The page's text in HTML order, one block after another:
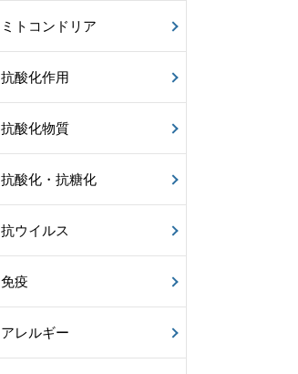
ミトコンドリア
抗酸化作用
抗酸化物質
抗酸化・抗糖化
抗ウイルス
免疫
アレルギー